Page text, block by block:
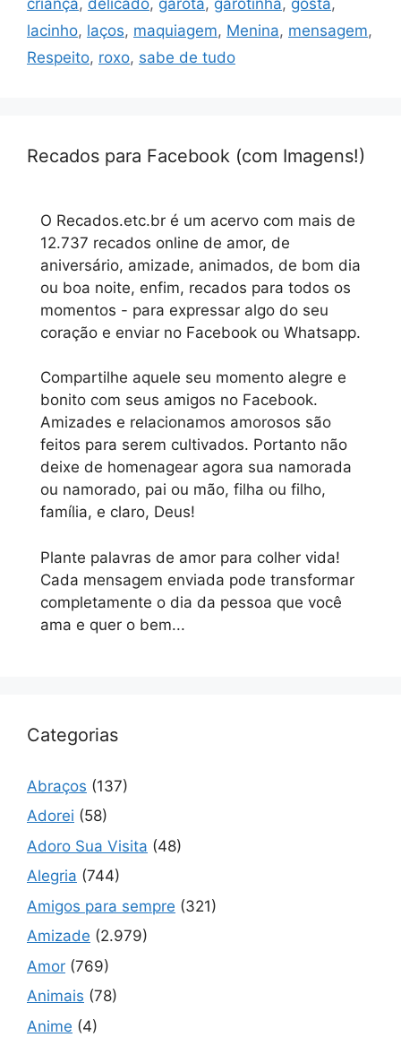
lacinho, laços, maquiagem, Menina, mensagem,
Respeito, roxo, sabe de tudo
Recados para Facebook (com Imagens!)
O Recados.etc.br é um acervo com mais de
12.737 recados online de amor, de
aniversário, amizade, animados, de bom dia
ou boa noite, enfim, recados para todos os
momentos - para expressar algo do seu
coração e enviar no Facebook ou Whatsapp.
Compartilhe aquele seu momento alegre e
bonito com seus amigos no Facebook.
Amizades e relacionamos amorosos são
feitos para serem cultivados. Portanto não
deixe de homenagear agora sua namorada
ou namorado, pai ou mão, filha ou filho,
família, e claro, Deus!
Plante palavras de amor para colher vida!
Cada mensagem enviada pode transformar
completamente o dia da pessoa que você
ama e quer o bem...
Categorias
Abraços (137)
Adorei (58)
Adoro Sua Visita (48)
Alegria (744)
Amigos para sempre (321)
Amizade (2.979)
Amor (769)
Animais (78)
Anime (4)